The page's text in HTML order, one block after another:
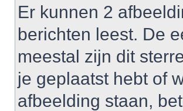
Er kunnen 2
berichten leest. De
meestal zijn dit
je geplaatst hebt of
afbeelding staan,